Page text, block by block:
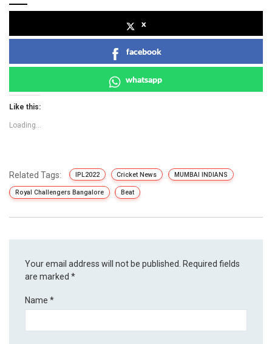
x
facebook
whatsapp
Like this:
Loading...
Related Tags: IPL2022 Cricket News MUMBAI INDIANS
Royal Challengers Bangalore Beat
Your email address will not be published. Required fields
are marked*
Name*